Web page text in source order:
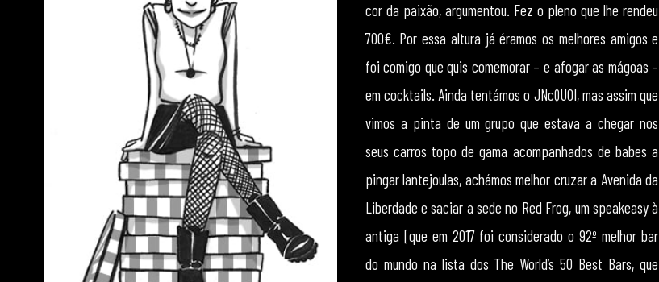
cor da paixão, argumentou. Fez o pleno que lhe rendeu
700€. Por essa altura já éramos os melhores amigos e
foi comigo que quis comemorar – e afogar as mágoas –
em cocktails. Ainda tentámos o JNcQUOI, mas assim que
vimos a pinta de um grupo que estava a chegar nos
seus carros topo de gama acompanhados de babes a
pingar lantejoulas, achámos melhor cruzar a Avenida da
Liberdade e saciar a sede no Red Frog, um speakeasy à
antiga [que em 2017 foi considerado o 92º melhor bar
do mundo na lista dos The World’s 50 Best Bars, que